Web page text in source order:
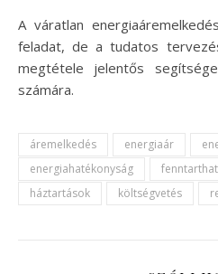
A váratlan
feladat, de a tudatos
megtétele jelentős
számára.
áremelkedés energiaár
energiahatékonyság
háztartások
költségvetés